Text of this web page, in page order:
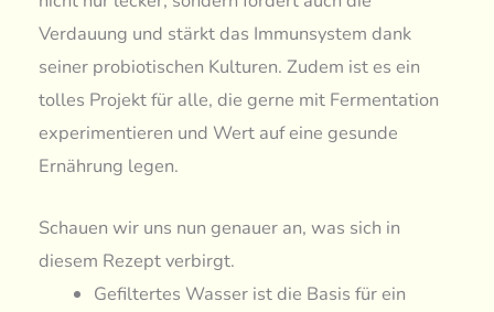
Verdauung und stärkt das Immunsystem dank
seiner probiotischen Kulturen. Zudem ist es ein
tolles Projekt für alle, die gerne mit Fermentation
experimentieren und Wert auf eine gesunde
Ernährung legen.
Schauen wir uns nun genauer an, was sich in
diesem Rezept verbirgt.
Gefiltertes Wasser ist die Basis für ein